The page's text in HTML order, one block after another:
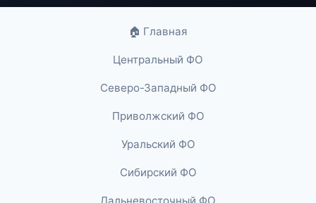
🏠 Главная
Центральный ФО
Северо-Западный ФО
Приволжский ФО
Уральский ФО
Сибирский ФО